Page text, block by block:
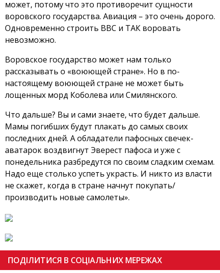
может, потому что это противоречит сущности
воровского государства. Авиация – это очень дорого.
Одновременно строить ВВС и ТАК воровать
невозможно.
Воровское государство может нам только
рассказывать о «воюющей стране». Но в по-
настоящему воюющей стране не может быть
лощенных морд Коболева или Смилянского.
Что дальше? Вы и сами знаете, что будет дальше.
Мамы погибших будут плакать до самых своих
последних дней. А обладатели пафосных свечек-
аватарок воздвигнут Эверест пафоса и уже с
понедельника разбредутся по своим сладким схемам.
Надо еще столько успеть украсть. И никто из власти
не скажет, когда в стране начнут покупать/
производить новые самолеты».
ПОДІЛИТИСЯ В СОЦІАЛЬНИХ МЕРЕЖАХ